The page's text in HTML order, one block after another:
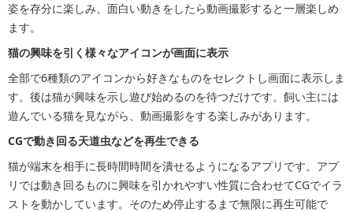
姿を存分に楽しみ、面白い動きをしたら動画撮影すると一層楽しめ
ます。
猫の興味を引く様々なアイコンが画面に表示
全部で6種類のアイコンから好きなものをセレクトし画面に表示しま
す。後は猫が興味を示し遊び始めるのを待つだけです。飼い主には
遊んでいる猫を見ながら、動画撮影をする楽しみがあります。
CGで動き回る天道虫などを再生できる
猫が端末を相手に長時間時間を潰せるようになるアプリです。アプ
リでは動き回るものに興味を引かれやすい性質に合わせてCGでイラ
ストを動かしています。そのため停止するまで無限に再生可能で